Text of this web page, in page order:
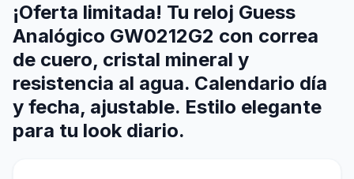
¡Oferta limitada! Tu reloj Guess
Analógico GW0212G2 con correa
de cuero, cristal mineral y
resistencia al agua. Calendario día
y fecha, ajustable. Estilo elegante
para tu look diario.